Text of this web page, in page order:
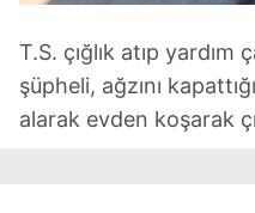
T.S. çığlık atıp yardım
şüpheli, ağzını
alarak evden koşarak